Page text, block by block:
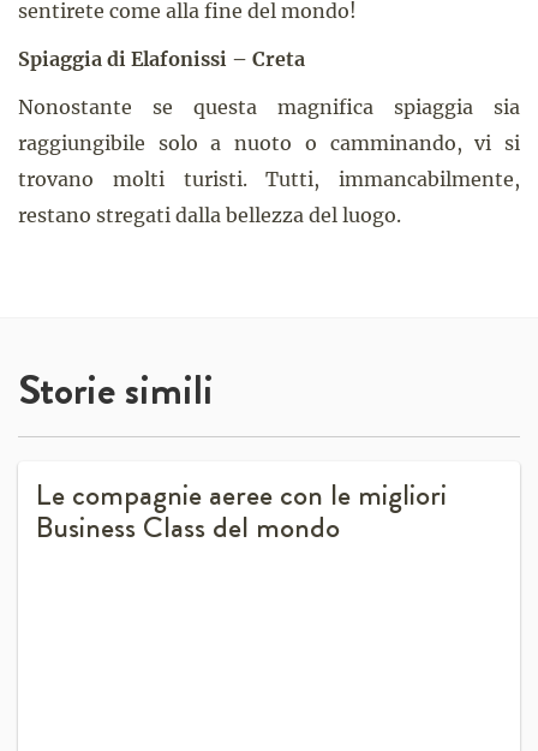
sentirete come alla fine del mondo!
Spiaggia di Elafonissi – Creta
Nonostante se questa magnifica spiaggia sia
raggiungibile solo a nuoto o camminando, vi si
trovano molti turisti. Tutti, immancabilmente,
restano stregati dalla bellezza del luogo.
Storie simili
Le compagnie aeree con le migliori
Business Class del mondo